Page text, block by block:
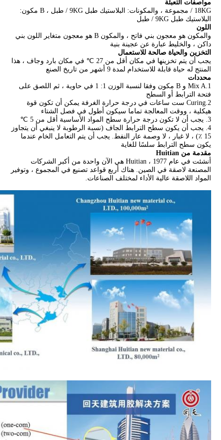
مواصفات التعبئة
18KG / مجموعة ، والمكونات: البلاستيك طبل 9KG / طبل ، B مكون:
البلاستيك طبل 9KG / طبل
اللون
والمكون هو معجون بني فاتح ، والمكون B هو معجون متغاير اللون بني
داكن ، والخليط عبارة عن عجينة بنية
التخزين والحياة صالحة للاستعمال
يجب أن يتم تخزينها في مكان أقل من 27 ℃ في مكان بارد وجاف ، هذا
المنتج له حياة قابلة للاستخدام لمدة 9 أشهر من تاريخ الصنع
محددات
1.Mix A و B مكون وفقا لنسبة الوزن 1: 1 في حاوية ، ثم اللصق على
فتحة الترابط أو السطح
2.Curing ست ساعات في درجة حرارة الغرفة يمكن أن تكون قوة
هيكلية ، ووقت المعالجة تماما سيكون أطول في فصل الشتاء
3. يجب أن لا تكون درجة حرارة سطح المواد الأساسية أقل من 5 ℃
4. يجب أن يكون سطح الترابط الجاف (نسبة الرطوبة لا ينبغي أن يتجاوز
15 ٪) ، لا غبار ، لا وصمة عار النفط. يجب أن يتم التعامل الخام عندما
يكون سطح الترابط سلسًا للغاية
مقدمة من Huitian
أنشئت في عام 1977 ، Huitian هي الآن واحدة من أكبر الشركات
المصنعة لاصقة في الصين. هناك أربع قواعد تصنيع في المجموع ، وتوفير
المواد اللاصقة عالية الأداء لمختلف الصناعات.